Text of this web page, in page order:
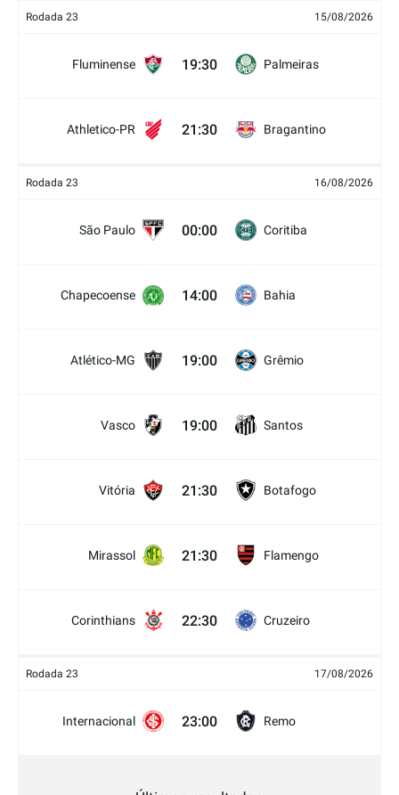
Rodada 23 15/08/2026
Fluminense 19:30 Palmeiras
Athletico-PR 21:30 Bragantino
Rodada 23 16/08/2026
São Paulo 00:00 Coritiba
Chapecoense 14:00 Bahia
Atlético-MG 19:00 Grêmio
Vasco 19:00 Santos
Vitória 21:30 Botafogo
Mirassol 21:30 Flamengo
Corinthians 22:30 Cruzeiro
Rodada 23 17/08/2026
Internacional 23:00 Remo